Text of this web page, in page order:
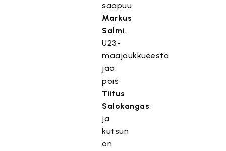
saapuu
Markus
Salmi.
U23-
maajoukkueesta
jää
pois
Tiitus
Salokangas,
ja
kutsun
on